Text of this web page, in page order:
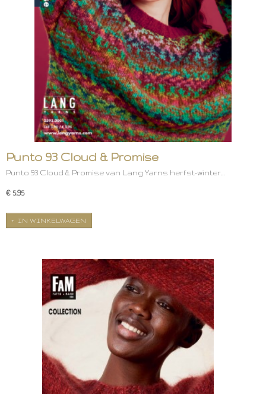
Punto 93 Cloud & Promise
Punto 93 Cloud & Promise van Lang Yarns herfst-winter…
€ 5,95
IN WINKELWAGEN